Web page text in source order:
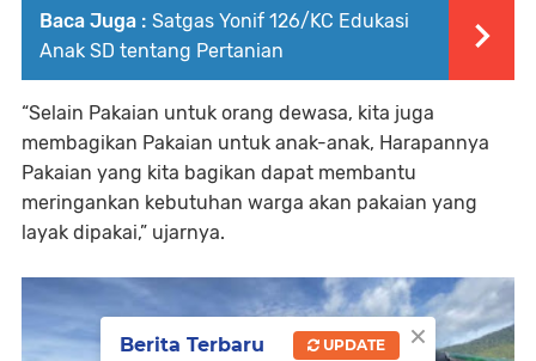
Baca Juga : Satgas Yonif 126/KC Edukasi
Anak SD tentang Pertanian
“Selain Pakaian untuk orang dewasa, kita juga
membagikan Pakaian untuk anak-anak, Harapannya
Pakaian yang kita bagikan dapat membantu
meringankan kebutuhan warga akan pakaian yang
layak dipakai,” ujarnya.
×
Berita Terbaru UPDATE